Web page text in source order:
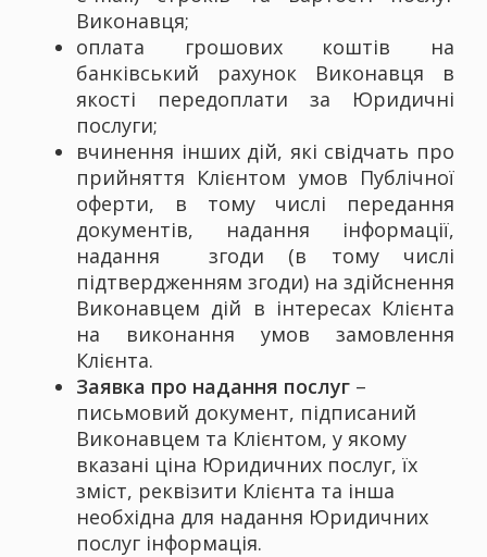
Виконавця;
оплата грошових коштів на
банківський рахунок Виконавця в
якості передоплати за Юридичні
послуги;
вчинення інших дій, які свідчать про
прийняття Клієнтом умов Публічної
оферти, в тому числі передання
документів, надання інформації,
надання згоди (в тому числі
підтвердженням згоди) на здійснення
Виконавцем дій в інтересах Клієнта
на виконання умов замовлення
Клієнта.
Заявка про надання послуг –
письмовий документ, підписаний
Виконавцем та Клієнтом, у якому
вказані ціна Юридичних послуг, їх
зміст, реквізити Клієнта та інша
необхідна для надання Юридичних
послуг інформація.